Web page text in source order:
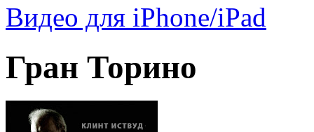
Видео для iPhone/iPad
Гран Торино